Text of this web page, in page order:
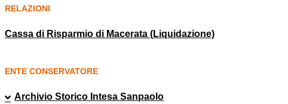
RELAZIONI
Cassa di Risparmio di Macerata (Liquidazione)
ENTE CONSERVATORE
Archivio Storico Intesa Sanpaolo